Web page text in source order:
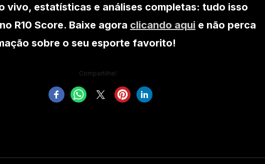
vivo, estatísticas e análises completas: tudo isso
R10 Score. Baixe agora clicando aqui e não perca
sobre o seu esporte favorito!
Compartilhe!